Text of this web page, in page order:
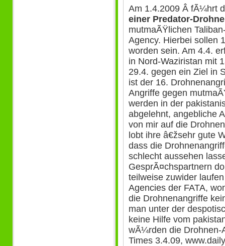
Am 1.4.2009 Â fÃ¼hrt
einer Predator-Drohne
mutmaÃŸlichen
Agency. Hierbei sollen
worden sein. Am 4.4.
in Nord-Waziristan mit
29.4. gegen ein Ziel in
ist der 16.
Angriffe gegen
werden in der
abgelehnt, angebliche
von mir auf die
lobt ihre â€žsehr gute
dass die
schlecht aussehen
GesprÃ¤chspartnern
teilweise zuwider
Agencies der FATA,
die Drohnenangriffe
man unter der
keine Hilfe vom
wÃ¼rden die Drohnen-
Times 3.4.09,